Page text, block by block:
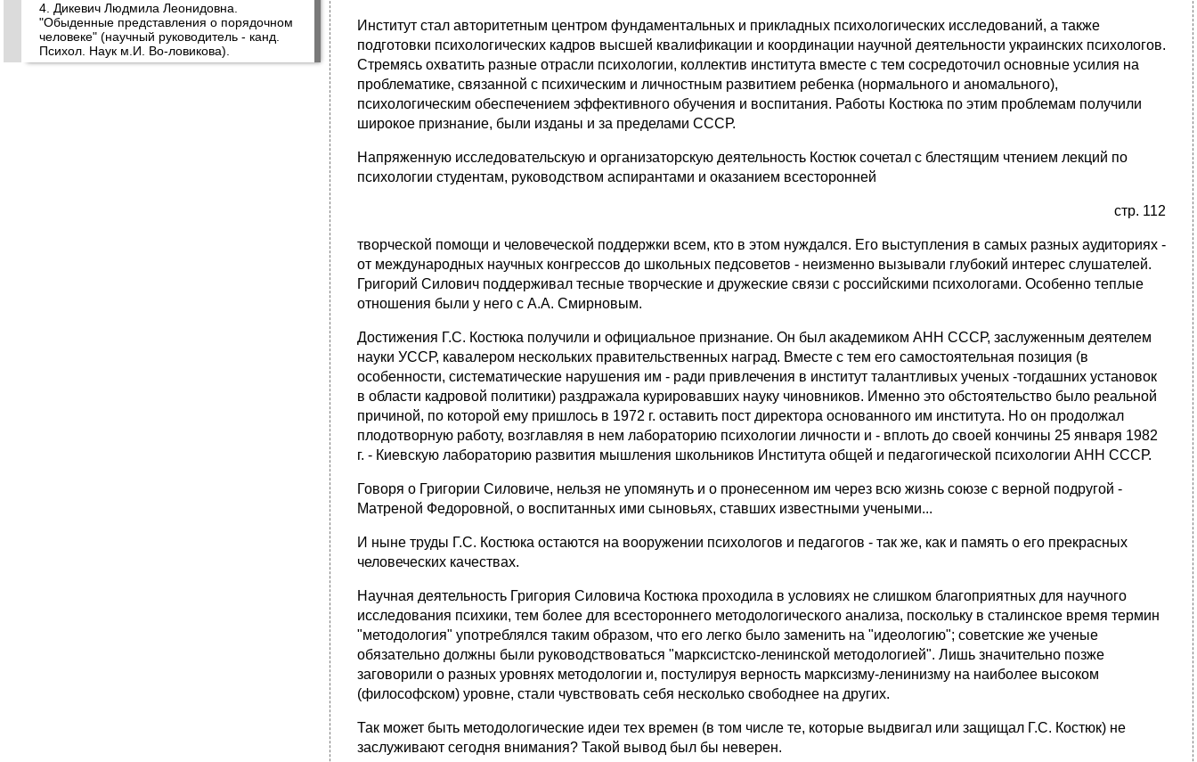
4. Дикевич Людмила Леонидовна.
"Обыденные представления о порядочном
человеке" (научный руководитель - канд.
Психол. Наук м.И. Во-ловикова).
Институт стал авторитетным центром фундаментальных и прикладных психологических исследований, а также
подготовки психологических кадров высшей квалификации и координации научной деятельности украинских психологов.
Стремясь охватить разные отрасли психологии, коллектив института вместе с тем сосредоточил основные усилия на
проблематике, связанной с психическим и личностным развитием ребенка (нормального и аномального),
психологическим обеспечением эффективного обучения и воспитания. Работы Костюка по этим проблемам получили
широкое признание, были изданы и за пределами СССР.
Напряженную исследовательскую и организаторскую деятельность Костюк сочетал с блестящим чтением лекций по
психологии студентам, руководством аспирантами и оказанием всесторонней
стр. 112
творческой помощи и человеческой поддержки всем, кто в этом нуждался. Его выступления в самых разных аудиториях -
от международных научных конгрессов до школьных педсоветов - неизменно вызывали глубокий интерес слушателей.
Григорий Силович поддерживал тесные творческие и дружеские связи с российскими психологами. Особенно теплые
отношения были у него с А.А. Смирновым.
Достижения Г.С. Костюка получили и официальное признание. Он был академиком АНН СССР, заслуженным деятелем
науки УССР, кавалером нескольких правительственных наград. Вместе с тем его самостоятельная позиция (в
особенности, систематические нарушения им - ради привлечения в институт талантливых ученых -тогдашних установок
в области кадровой политики) раздражала курировавших науку чиновников. Именно это обстоятельство было реальной
причиной, по которой ему пришлось в 1972 г. оставить пост директора основанного им института. Но он продолжал
плодотворную работу, возглавляя в нем лабораторию психологии личности и - вплоть до своей кончины 25 января 1982
г. - Киевскую лабораторию развития мышления школьников Института общей и педагогической психологии АНН СССР.
Говоря о Григории Силовиче, нельзя не упомянуть и о пронесенном им через всю жизнь союзе с верной подругой -
Матреной Федоровной, о воспитанных ими сыновьях, ставших известными учеными...
И ныне труды Г.С. Костюка остаются на вооружении психологов и педагогов - так же, как и память о его прекрасных
человеческих качествах.
Научная деятельность Григория Силовича Костюка проходила в условиях не слишком благоприятных для научного
исследования психики, тем более для всестороннего методологического анализа, поскольку в сталинское время термин
"методология" употреблялся таким образом, что его легко было заменить на "идеологию"; советские же ученые
обязательно должны были руководствоваться "марксистско-ленинской методологией". Лишь значительно позже
заговорили о разных уровнях методологии и, постулируя верность марксизму-ленинизму на наиболее высоком
(философском) уровне, стали чувствовать себя несколько свободнее на других.
Так может быть методологические идеи тех времен (в том числе те, которые выдвигал или защищал Г.С. Костюк) не
заслуживают сегодня внимания? Такой вывод был бы неверен.